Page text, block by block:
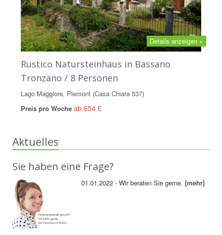
Details anzeigen +
Rustico Natursteinhaus in Bassano
Tronzano / 8 Personen
Lago Maggiore, Piemont (Casa Chiara 537)
Preis pro Woche ab 654 €
Aktuelles
Sie haben eine Frage?
01.01.2022 - Wir beraten Sie gerne.[mehr]